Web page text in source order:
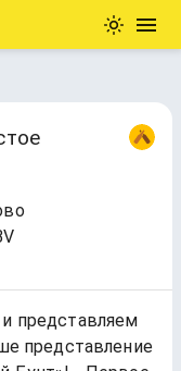
представляем
представление